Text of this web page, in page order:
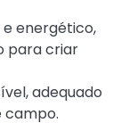
energético,
para criar
adequado
campo.